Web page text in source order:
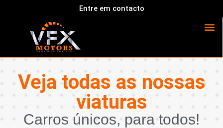
Entre em contacto
Veja todas as nossas
viaturas
Carros únicos, para todos!